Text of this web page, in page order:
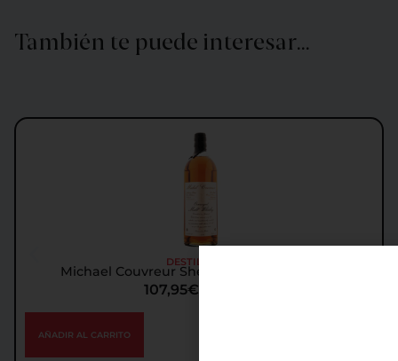
También te puede interesar…
DESTILADOS
Michael Couvreur Sherry Oak Cask Whisky
107,95€
AÑADIR AL CARRITO